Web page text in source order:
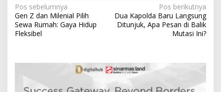
N
a
v
g
Pos sebelumnya
Gen Z dan Milenial Pilih
Sewa Rumah: Gaya Hidup
Fleksibel
Pos berikutnya
Dua Kapolda Baru Langsung
Ditunjuk, Apa Pesan di Balik
Mutasi Ini?